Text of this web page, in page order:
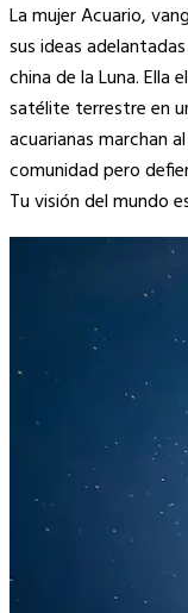
La mujer Acuario,
sus ideas
china de la Luna. Ella
satélite terrestre en
acuarianas marchan
comunidad pero
Tu visión del mundo